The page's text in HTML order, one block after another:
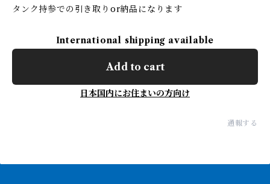
タンク持参での引き取りor納品になります
International shipping available
Add to cart
日本国内にお住まいの方向け
通報する